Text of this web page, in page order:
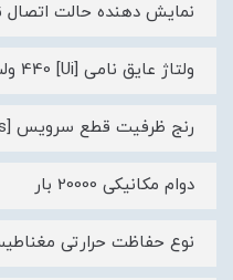
نمایش دهنده حالت اتصال
ولتاژ عایق نامی [Ui] 440 ولت AC
رنج ظرفیت قطع سرویس [Ics] 6 کیلوآمپر در 230 ولت AC
دوام مکانیکی 20000 بار
نوع حفاظت حرارتی